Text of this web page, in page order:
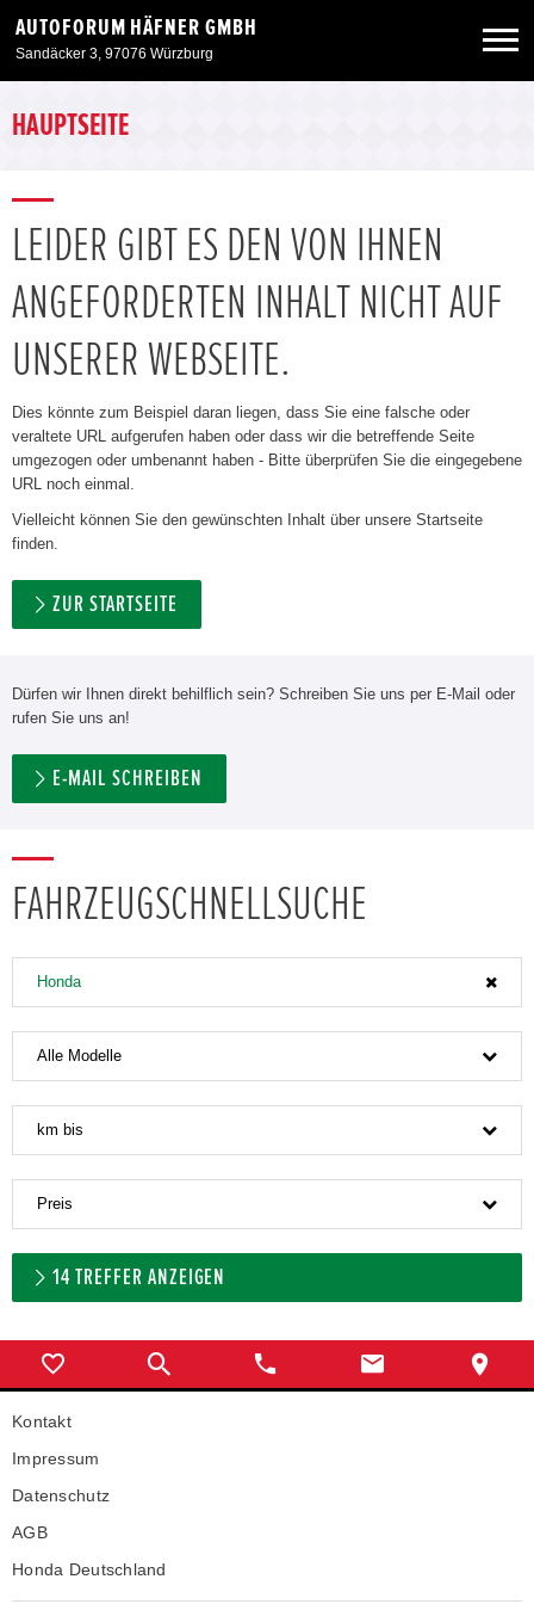
AUTOFORUM HÄFNER GMBH
Sandäcker 3, 97076 Würzburg
Neuwagen
Angebote
Unser Autohaus
HAUPTSEITE
LEIDER GIBT ES DEN VON IHNEN
ANGEFORDERTEN INHALT NICHT AUF
UNSERER WEBSEITE.
Dies könnte zum Beispiel daran liegen, dass Sie eine falsche oder
veraltete URL aufgerufen haben oder dass wir die betreffende Seite
umgezogen oder umbenannt haben - Bitte überprüfen Sie die eingegebene
URL noch einmal.
Vielleicht können Sie den gewünschten Inhalt über unsere Startseite
finden.
ZUR STARTSEITE
Dürfen wir Ihnen direkt behilflich sein? Schreiben Sie uns per E-Mail oder
rufen Sie uns an!
E-MAIL SCHREIBEN
FAHRZEUGSCHNELLSUCHE
Honda
Alle Modelle
km bis
Preis
14 TREFFER ANZEIGEN
Kontakt
Impressum
Datenschutz
AGB
Honda Deutschland